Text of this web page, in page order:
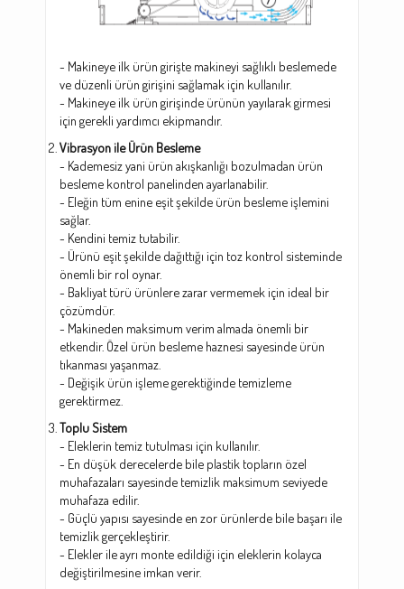
- Makineye ilk ürün girişte makineyi sağlıklı beslemede
ve düzenli ürün girişini sağlamak için kullanılır.
- Makineye ilk ürün girişinde ürünün yayılarak girmesi
için gerekli yardımcı ekipmandır.
Vibrasyon ile Ürün Besleme
- Kademesiz yani ürün akışkanlığı bozulmadan ürün
besleme kontrol panelinden ayarlanabilir.
- Eleğin tüm enine eşit şekilde ürün besleme işlemini
sağlar.
- Kendini temiz tutabilir.
- Ürünü eşit şekilde dağıttığı için toz kontrol sisteminde
önemli bir rol oynar.
- Bakliyat türü ürünlere zarar vermemek için ideal bir
çözümdür.
- Makineden maksimum verim almada önemli bir
etkendir. Özel ürün besleme haznesi sayesinde ürün
tıkanması yaşanmaz.
- Değişik ürün işleme gerektiğinde temizleme
gerektirmez.
Toplu Sistem
- Eleklerin temiz tutulması için kullanılır.
- En düşük derecelerde bile plastik topların özel
muhafazaları sayesinde temizlik maksimum seviyede
muhafaza edilir.
- Güçlü yapısı sayesinde en zor ürünlerde bile başarı ile
temizlik gerçekleştirir.
- Elekler ile ayrı monte edildiği için eleklerin kolayca
değiştirilmesine imkan verir.